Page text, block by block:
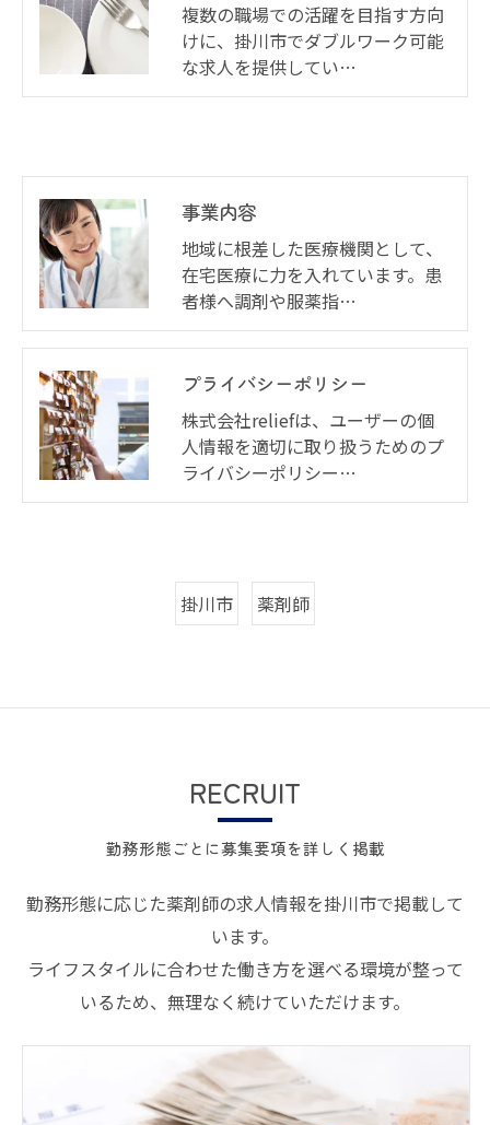
複数の職場での活躍を目指す方向
けに、掛川市でダブルワーク可能
な求人を提供してい…
事業内容
地域に根差した医療機関として、
在宅医療に力を入れています。患
者様へ調剤や服薬指…
プライバシーポリシー
株式会社reliefは、ユーザーの個
人情報を適切に取り扱うためのプ
ライバシーポリシー…
掛川市 薬剤師
勤務形態ごとに募集要項を詳しく掲載
RECRUIT
勤務形態に応じた薬剤師の求人情報を掛川市で掲載して
います。
ライフスタイルに合わせた働き方を選べる環境が整って
いるため、無理なく続けていただけます。